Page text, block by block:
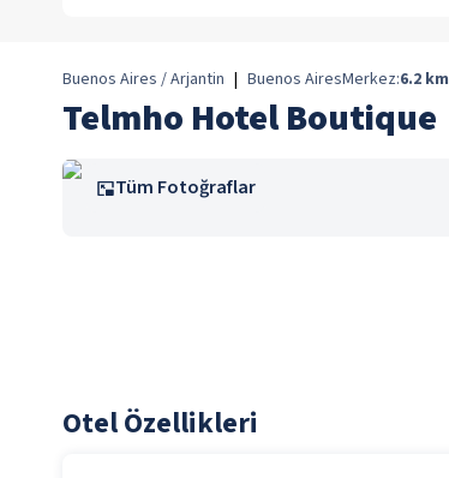
Buenos Aires / Arjantin | Buenos AiresMerkez:6.2 km
Telmho Hotel Boutique
Tüm Fotoğraflar
Otel Özellikleri